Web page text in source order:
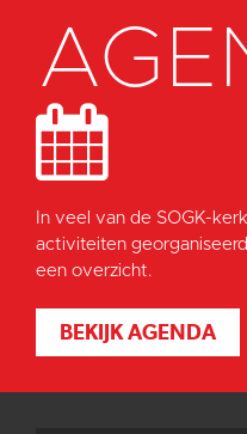
In veel van de SOGK-
activiteiten
een overzicht.
BEKIJK AGENDA